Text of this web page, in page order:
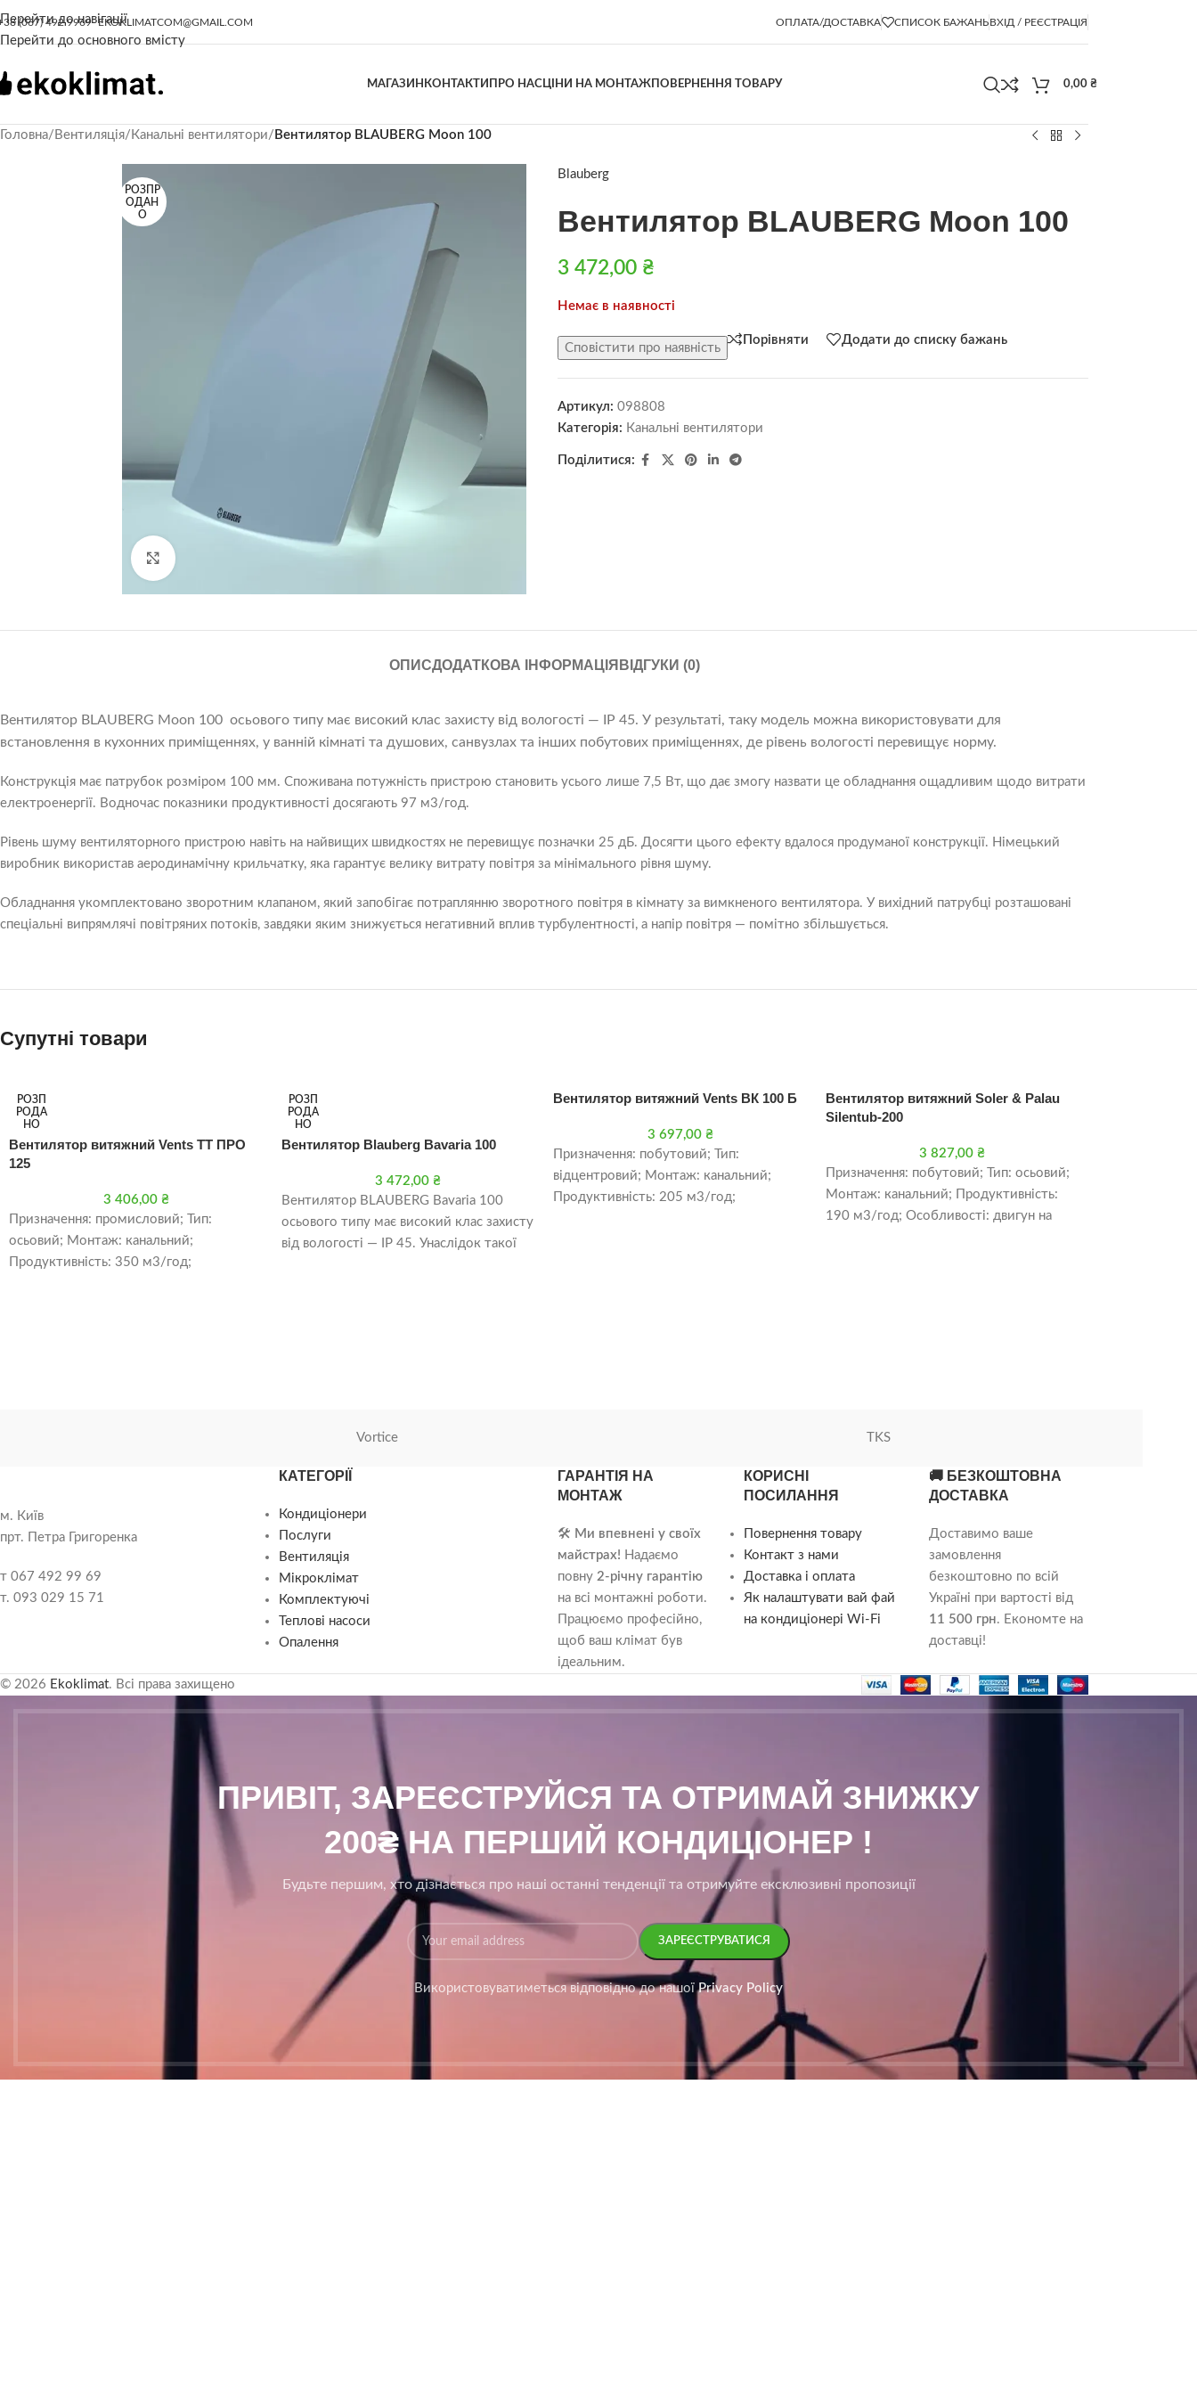
Перейти до навігації
Перейти до основного вмісту
(067) 492 9969 EKOKLIMATCOM@GMAIL.COM ОПЛАТА/ДОСТАВКА СПИСОК БАЖАНЬВХІД / РЕЄСТРАЦІЯ
МАГАЗИН КОНТАКТИ ПРО НАСЦІНИ НА МОНТАЖПОВЕРНЕННЯ ТОВАРУ 0,00 ₴
Головна/ Вентиляція/ Канальні вентилятори/ Вентилятор BLAUBERG Moon 100
РОЗПР
ОДАН
О
Blauberg
Вентилятор BLAUBERG Moon 100
3 472,00 ₴
Немає в наявності
Сповістити про наявність
Порівняти Додати до списку бажань
Артикул: 098808
Категорія: Канальні вентилятори
Поділитися:
ОПИСДОДАТКОВА ІНФОРМАЦІЯ ВІДГУКИ (0)
Вентилятор BLAUBERG Moon 100 осьового типу має високий клас захисту від вологості — IP 45. У результаті, таку модель можна використовувати для
встановлення в кухонних приміщеннях, у ванній кімнаті та душових, санвузлах та інших побутових приміщеннях, де рівень вологості перевищує норму.
Конструкція має патрубок розміром 100 мм. Споживана потужність пристрою становить усього лише 7,5 Вт, що дає змогу назвати це обладнання ощадливим щодо витрати
електроенергії. Водночас показники продуктивності досягають 97 м3/год.
Рівень шуму вентиляторного пристрою навіть на найвищих швидкостях не перевищує позначки 25 дБ. Досягти цього ефекту вдалося продуманої конструкції. Німецький
виробник використав аеродинамічну крильчатку, яка гарантує велику витрату повітря за мінімального рівня шуму.
Обладнання укомплектовано зворотним клапаном, який запобігає потраплянню зворотного повітря в кімнату за вимкненого вентилятора. У вихідний патрубці розташовані
спеціальні випрямлячі повітряних потоків, завдяки яким знижується негативний вплив турбулентності, а напір повітря — помітно збільшується.
Супутні товари
РОЗП
РОДА
НО
Вентилятор витяжний Vents ТТ ПРО
125
3 406,00 ₴
Призначення: промисловий; Тип:
осьовий; Монтаж: канальний;
Продуктивність: 350 м3/год;
РОЗП
РОДА
НО
Вентилятор Blauberg Bavaria 100
3 472,00₴
Вентилятор BLAUBERG Bavaria 100
осьового типу має високий клас захисту
від вологості — IP 45. Унаслідок такої
Вентилятор витяжний Vents ВК 100 Б
3 697,00 ₴
Призначення: побутовий; Тип:
відцентровий; Монтаж: канальний;
Продуктивність: 205 м3/год;
Вентилятор витяжний Soler & Palau
Silentub-200
3 827,00₴
Призначення: побутовий; Тип: осьовий;
Монтаж: канальний; Продуктивність:
190 м3/год; Особливості: двигун на
Vortice TKS
м. Київ
прт. Петра Григоренка
т 067 492 99 69
т. 093 029 15 71
КАТЕГОРІЇ
Кондиціонери
Послуги
Вентиляція
Мікроклімат
Комплектуючі
Теплові насоси
Опалення
ГАРАНТІЯ НА
МОНТАЖ
🛠️ Ми впевнені у своїх
майстрах! Надаємо
повну 2-річну гарантію
на всі монтажні роботи.
Працюємо професійно,
щоб ваш клімат був
ідеальним.
КОРИСНІ
ПОСИЛАННЯ
Повернення товару
Контакт з нами
Доставка і оплата
Як налаштувати вай фай
на кондиціонері Wi-Fi
🚚 БЕЗКОШТОВНА
ДОСТАВКА
Доставимо ваше
замовлення
безкоштовно по всій
Україні при вартості від
11 500 грн. Економте на
доставці!
© 2026 Ekoklimat. Всі права захищено
ПРИВІТ, ЗАРЕЄСТРУЙСЯ ТА ОТРИМАЙ ЗНИЖКУ
200₴ НА ПЕРШИЙ КОНДИЦІОНЕР !
Будьте першим, хто дізнається про наші останні тенденції та отримуйте ексклюзивні пропозиції
Використовуватиметься відповідно до нашоїPrivacy Policy